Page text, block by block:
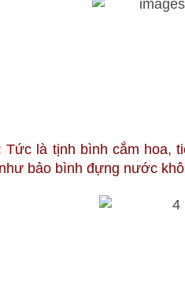
Tức là tịnh bình cắm hoa,
bảo bình đựng nước